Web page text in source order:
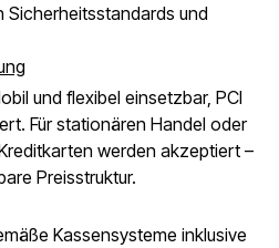
Sicherheitsstandards und
und flexibel einsetzbar, PCI
Für stationären Handel oder
werden akzeptiert –
Preisstruktur.
Kassensysteme inklusive